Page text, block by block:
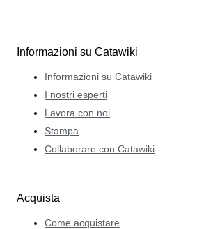
Informazioni su Catawiki
Informazioni su Catawiki
I nostri esperti
Lavora con noi
Stampa
Collaborare con Catawiki
Acquista
Come acquistare